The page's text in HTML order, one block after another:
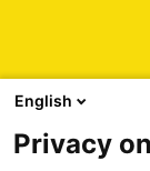
SHOP
SERVICE &
English
Privacy